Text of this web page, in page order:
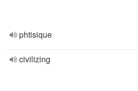
phtisique
civilizing